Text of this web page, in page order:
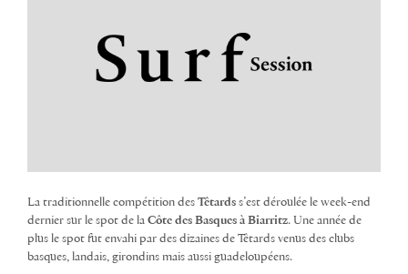
La traditionnelle compétition des Têtards s’est déroulée le week-end
dernier sur le spot de la Côte des Basques à Biarritz. Une année de
plus le spot fut envahi par des dizaines de Têtards venus des clubs
basques, landais, girondins mais aussi guadeloupéens.